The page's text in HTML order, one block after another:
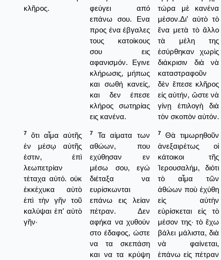
κλῆρος.
φεύγει από
επάνω σου. Ενα
προς ένα έβγαλες
τους κατοίκους
σου εις
αφανισμόν. Εγινε
κλήρωσις, μήπως
και σωθή κανείς,
και δεν έπεσε
κλήρος σωτηρίας
εις κανένα.
τώρα μὲ κανένα
μέσον.Δι’ αὐτὸ τὸ
ἕνα μετὰ τὸ ἄλλο
τὰ μέλη της
ἐσύρθηκαν χωρὶς
διάκρισιν διὰ νὰ
καταστραφοῦν
δὲν ἔπεσε κλῆρος
εἰς αὐτήν, ὥστε νὰ
γίνῃ ἐπιλογὴ διὰ
τὸν σκοπὸν αὐτόν.
7
ὅτι αἷμα αὐτῆς
ἐν μέσῳ αὐτῆς
ἐστιν, ἐπὶ
λεωπετρίαν
τέταχα αὐτό. οὐκ
ἐκκέχυκα αὐτὸ
ἐπὶ τὴν γῆν τοῦ
καλύψαι ἐπ' αὐτὸ
γῆν·
7
Τα αίματα των
αθώων, που
εχύθησαν εν
μέσω σου, εγώ
διέταξα να
ευρίσκωνται
επάνω εις λείαν
πέτραν. Δεν
αφήκα να χυθούν
στο έδαφος, ώστε
να τα σκεπάση
και να τα κρύψη
7
Θὰ τιμωρηθοῦν
ἀνεξαιρέτως οἱ
κάτοικοι τῆς
Ἱερουσαλήμ, διότι
τὸ αἷμα τῶν
ἀθώων ποὺ ἐχύθη
εἰς αὐτὴν
εὑρίσκεται εἰς τὸ
μέσον της· τὸ ἔχω
βάλει μάλιστα, διὰ
νὰ φαίνεται,
ἐπάνω εἰς πέτραν